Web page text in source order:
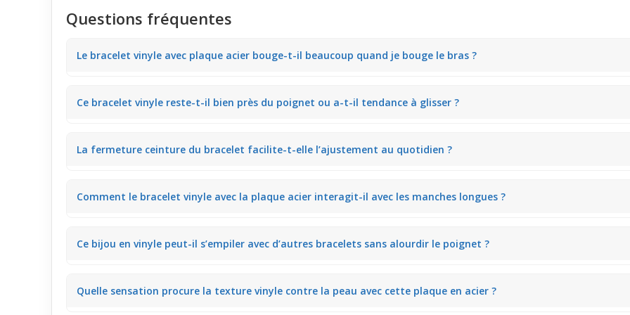
Questions fréquentes
Le bracelet vinyle avec plaque acier bouge-t-il beaucoup quand je bouge le bras ?
écrire ou utiliser un téléphone.
Ce bracelet vinyle reste-t-il bien près du poignet ou a-t-il tendance à glisser ?
plusieurs heures de port.
La fermeture ceinture du bracelet facilite-t-elle l’ajustement au quotidien ?
veste ou un pull.
Comment le bracelet vinyle avec la plaque acier interagit-il avec les manches longues ?
pour des vestes ou chemises à manches un peu larges.
Ce bijou en vinyle peut-il s’empiler avec d’autres bracelets sans alourdir le poignet ?
plusieurs pièces.
Quelle sensation procure la texture vinyle contre la peau avec cette plaque en acier ?